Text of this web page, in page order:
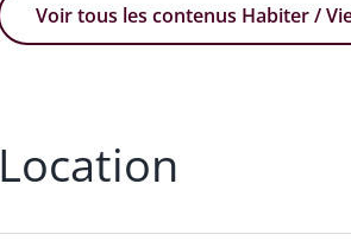
Voir tous les contenus Habiter /
Location